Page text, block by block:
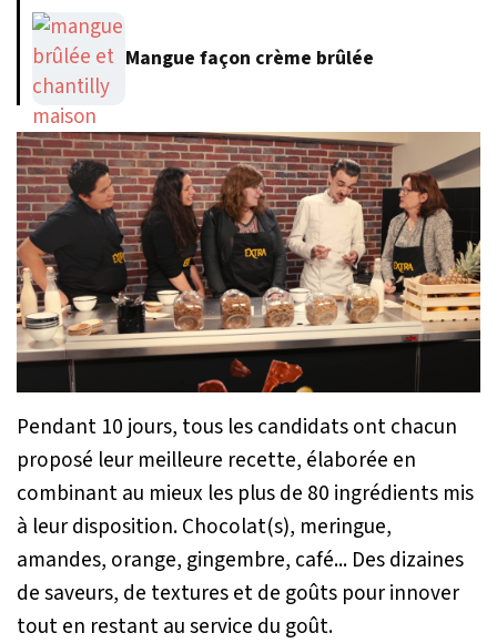
Mangue façon crème brûlée
Pendant 10 jours, tous les candidats ont chacun
proposé leur meilleure recette, élaborée en
combinant au mieux les plus de 80 ingrédients mis
à leur disposition. Chocolat(s), meringue,
amandes, orange, gingembre, café... Des dizaines
de saveurs, de textures et de goûts pour innover
tout en restant au service du goût.